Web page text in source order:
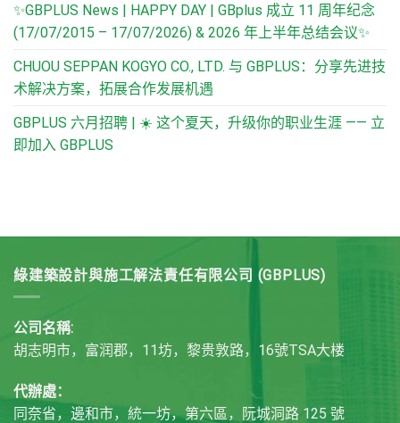
✨GBPLUS News | HAPPY DAY | GBplus 成立 11 周年纪念
(17/07/2015 – 17/07/2026) & 2026 年上半年总结会议✨
CHUOU SEPPAN KOGYO CO., LTD. 与 GBPLUS：分享先进技
术解决方案，拓展合作发展机遇
GBPLUS 六月招聘 | ☀️ 这个夏天，升级你的职业生涯 —— 立
即加入 GBPLUS
綠建築設計與施工解法責任有限公司 (GBPLUS)
公司名稱:
胡志明市，富润郡，11坊，黎贵敦路，16號TSA大楼
代辦處：
同奈省，邊和市，統一坊，第六區，阮城洞路 125 號